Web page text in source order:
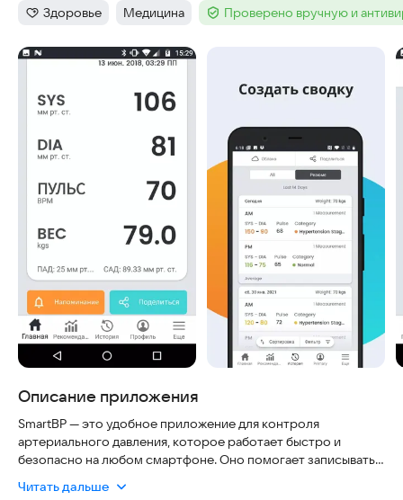
Категория:
Здоровье Тег:
Медицина Тег :Проверено вручную и
Скриншоты
Описание приложения
SmartBP — это удобное приложение для контроля
артериального давления, которое работает быстро и
безопасно на любом смартфоне. Оно помогает записывать
легко делиться ими с врачом или близкими. Программа не
Читать дальше